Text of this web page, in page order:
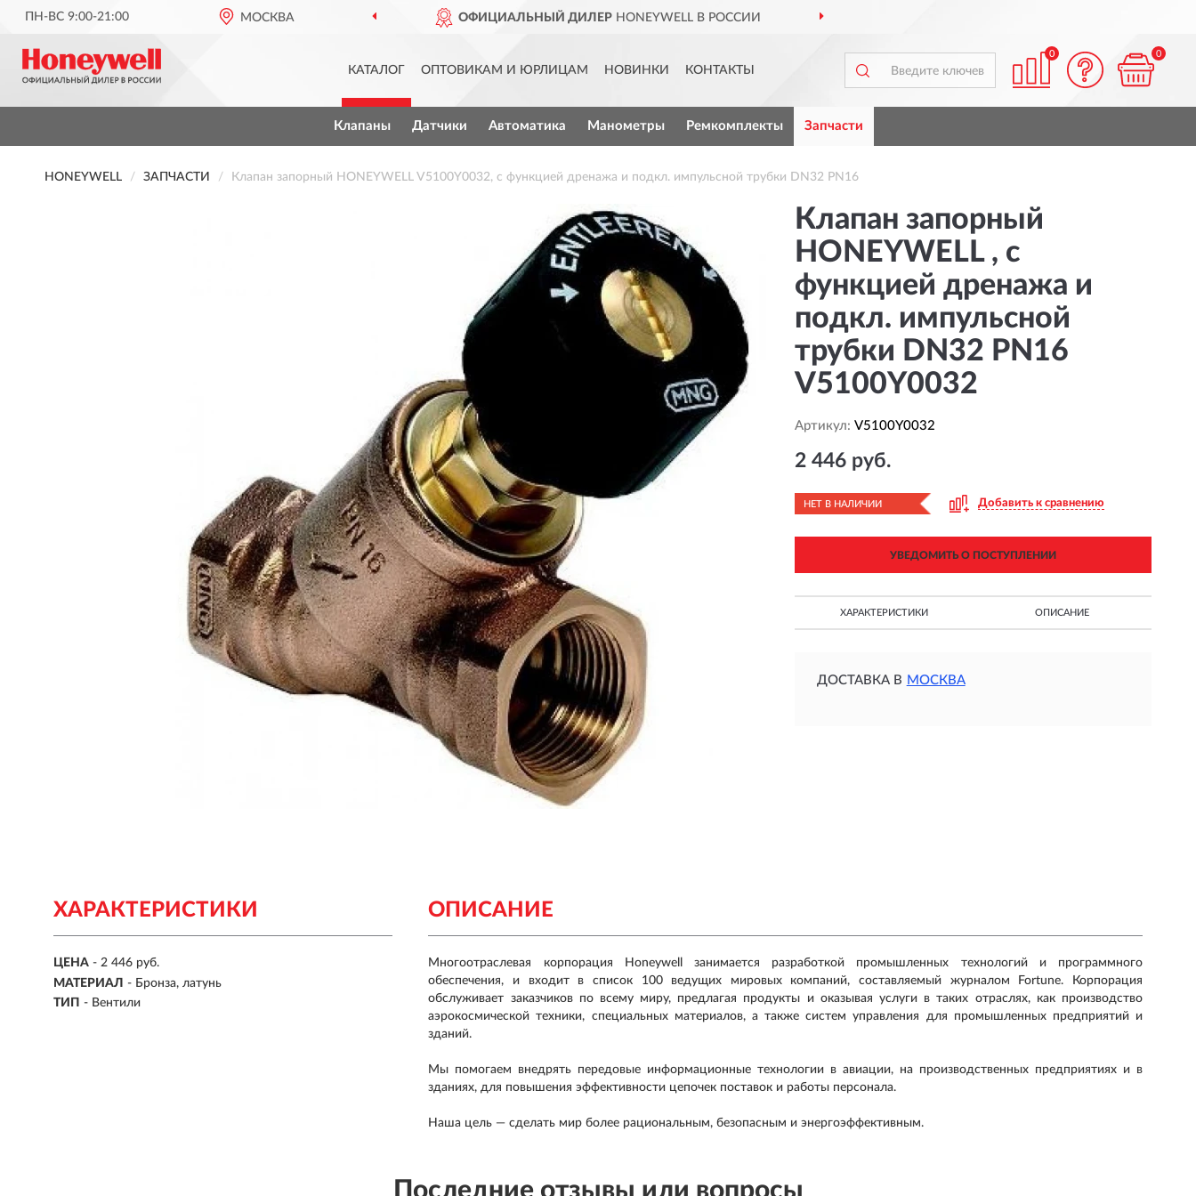
ПН-ВС 9:00-21:00 МОСКВА ОФИЦИАЛЬНЫЙ ДИЛЕРHONEYWELL В РОССИИ
КАТАЛОГ ОПТОВИКАМ И ЮРЛИЦАМ НОВИНКИ КОНТАКТЫ
0 0
Клапаны Датчики Автоматика Манометры Ремкомплекты Запчасти
HONEYWELL ЗАПЧАСТИ Клапан запорный HONEYWELL V5100Y0032, с функцией дренажа и подкл. импульсной трубки DN32 PN16
Клапан запорный
HONEYWELL , с
функцией дренажа и
подкл. импульсной
трубки DN32 PN16
V5100Y0032
Артикул: V5100Y0032
2 446 руб.
НЕТ В НАЛИЧИИ Добавить к сравнению
УВЕДОМИТЬ О ПОСТУПЛЕНИИ
ХАРАКТЕРИСТИКИ ОПИСАНИЕ
ДОСТАВКА В МОСКВА
ХАРАКТЕРИСТИКИ
ЦЕНА - 2 446 руб.
МАТЕРИАЛ - Бронза, латунь
ТИП - Вентили
ОПИСАНИЕ
Многоотраслевая корпорация Honeywell занимается разработкой промышленных технологий и программного
обеспечения, и входит в список 100 ведущих мировых компаний, составляемый журналом Fortune. Корпорация
обслуживает заказчиков по всему миру, предлагая продукты и оказывая услуги в таких отраслях, как производство
аэрокосмической техники, специальных материалов, а также систем управления для промышленных предприятий и
зданий.
Мы помогаем внедрять передовые информационные технологии в авиации, на производственных предприятиях и в
зданиях, для повышения эффективности цепочек поставок и работы персонала.
Наша цель — сделать мир более рациональным, безопасным и энергоэффективным.
Последние отзывы или вопросы